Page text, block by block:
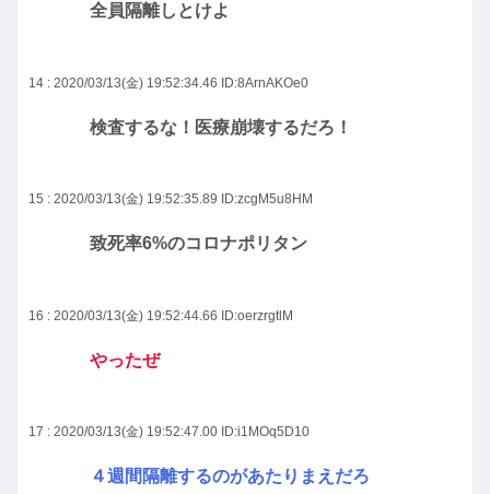
全員隔離しとけよ
14 : 2020/03/13(金) 19:52:34.46 ID:8ArnAKOe0
検査するな！医療崩壊するだろ！
15 : 2020/03/13(金) 19:52:35.89 ID:zcgM5u8HM
致死率6%のコロナポリタン
16 : 2020/03/13(金) 19:52:44.66 ID:oerzrgtlM
やったぜ
17 : 2020/03/13(金) 19:52:47.00 ID:i1MOq5D10
４週間隔離するのがあたりまえだろ